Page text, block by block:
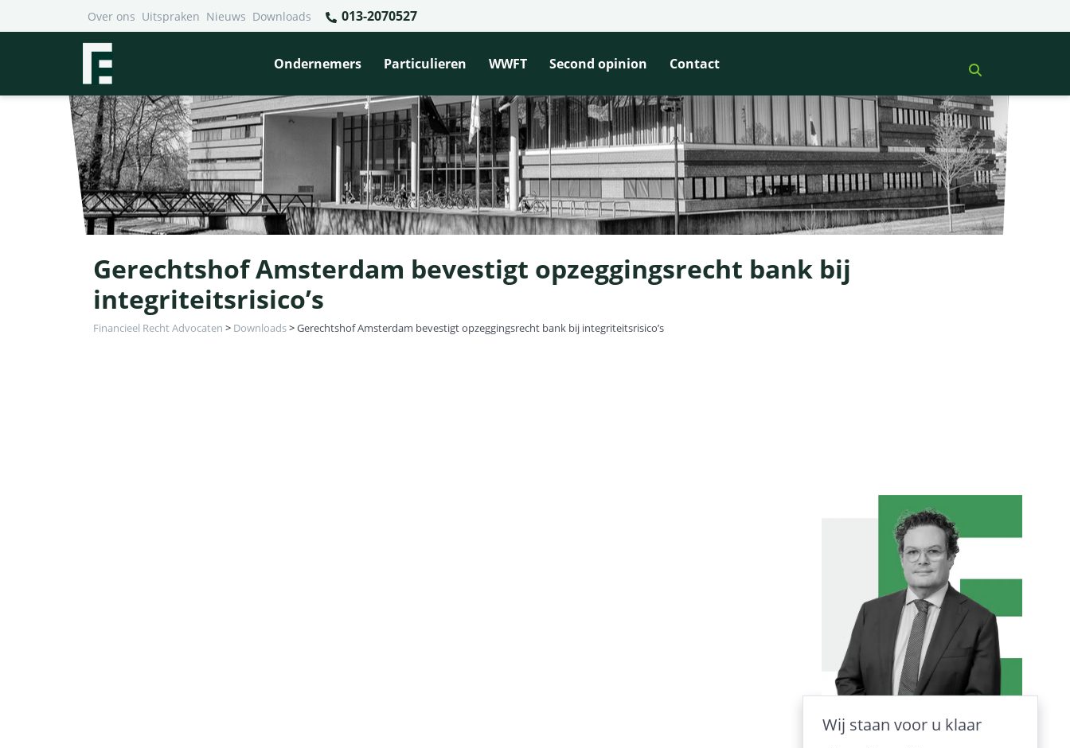
Over ons Uitspraken Nieuws Downloads 013-2070527
Ondernemers Particulieren WWFT Second opinion Contact
Gerechtshof Amsterdam bevestigt opzeggingsrecht bank bij
integriteitsrisico’s
Financieel Recht Advocaten > Downloads>Gerechtshof Amsterdam bevestigt opzeggingsrecht bank bij integriteitsrisico’s
Wij staan voor u klaar